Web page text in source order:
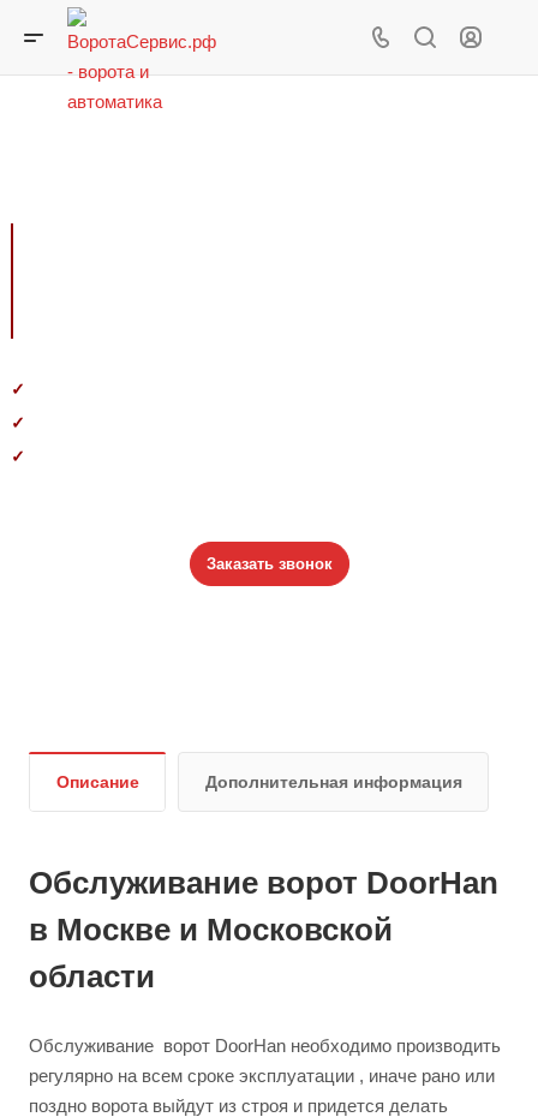
✓
✓
✓
Заказать звонок
Описание Дополнительная информация
Обслуживание ворот DoorHan
в Москве и Московской
области
Обслуживание ворот DoorHan необходимо производить
регулярно на всем сроке эксплуатации , иначе рано или
поздно ворота выйдут из строя и придется делать